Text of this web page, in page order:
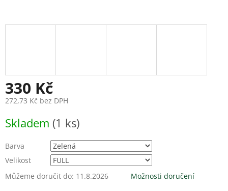
330 Kč
272,73 Kč bez DPH
cena:
Skladem (1 ks)
Barva
Velikost
Můžeme doručit do: 11.8.2026 Možnosti doručení